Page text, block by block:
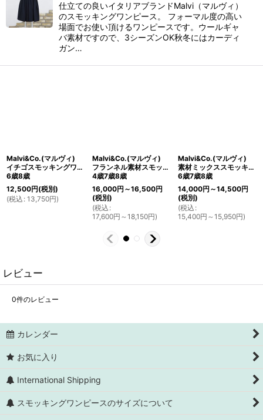
仕立ての良いイタリアブランドMalvi（マルヴィ）
のスモッキングワンピース。 フォーマル度の高い
場面でお使い頂けるワンピースです。ウールギャ
バ素材ですので、3シーズンOK秋冬にはカーディ
ガン…
Malvi&Co.(マルヴィ)
イチゴスモッキングワンピース(ネイビーチェック)
6歳8歳
12,500円(税別)
(税込 : 13,750円)
Malvi&Co.(マルヴィ)
フランネル素材スモッキングワンピース（グレー）
4歳7歳8歳
16,000円 ～16,500円
(税別)
(税込 :
17,600円 ～18,150円)
Malvi&Co.(マルヴィ)
素材ミックススモッキングワンピース(グリーンチェック)
6歳7歳8歳
14,000円 ～14,500円
(税別)
(税込 :
15,400円 ～15,950円)
レビュー
0件のレビュー
カレンダー
お気に入り
International Shipping
スモッキングワンピースのサイズについて